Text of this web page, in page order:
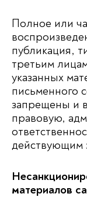
Полное или
публикация,
третьим
указанных
письменного
запрещены и
правовую,
действующим
материалов